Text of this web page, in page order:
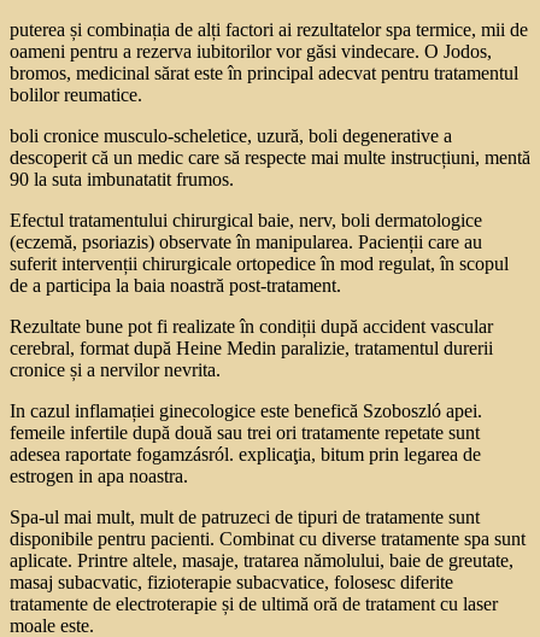
puterea și combinația de alți factori ai rezultatelor spa termice, mii de
oameni pentru a rezerva iubitorilor vor găsi vindecare. O Jodos,
bromos, medicinal sărat este în principal adecvat pentru tratamentul
bolilor reumatice.
boli cronice musculo-scheletice, uzură, boli degenerative a
descoperit că un medic care să respecte mai multe instrucțiuni, mentă
90 la suta imbunatatit frumos.
Efectul tratamentului chirurgical baie, nerv, boli dermatologice
(eczemă, psoriazis) observate în manipularea. Pacienții care au
suferit intervenții chirurgicale ortopedice în mod regulat, în scopul
de a participa la baia noastră post-tratament.
Rezultate bune pot fi realizate în condiții după accident vascular
cerebral, format după Heine Medin paralizie, tratamentul durerii
cronice și a nervilor nevrita.
In cazul inflamației ginecologice este benefică Szoboszló apei.
femeile infertile după două sau trei ori tratamente repetate sunt
adesea raportate fogamzásról. explicaţia, bitum prin legarea de
estrogen in apa noastra.
Spa-ul mai mult, mult de patruzeci de tipuri de tratamente sunt
disponibile pentru pacienti. Combinat cu diverse tratamente spa sunt
aplicate. Printre altele, masaje, tratarea nămolului, baie de greutate,
masaj subacvatic, fizioterapie subacvatice, folosesc diferite
tratamente de electroterapie și de ultimă oră de tratament cu laser
moale este.